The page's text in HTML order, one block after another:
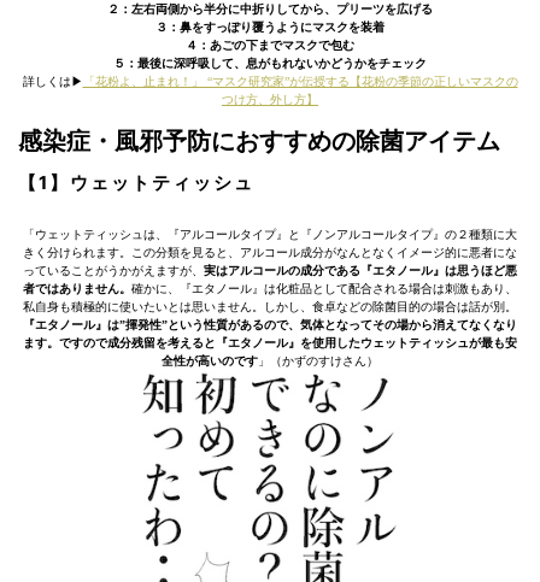
２：左右両側から半分に中折りしてから、プリーツを広げる
３：鼻をすっぽり覆うようにマスクを装着
４：あごの下までマスクで包む
５：最後に深呼吸して、息がもれないかどうかをチェック
詳しくは▶︎
「花粉よ、止まれ！」 “マスク研究家”が伝授する【花粉の季節の正しいマスクの
つけ方、外し方】
感染症・風邪予防におすすめの除菌アイテム
【1】ウェットティッシュ
「ウェットティッシュは、『アルコールタイプ』と『ノンアルコールタイプ』の２種類に大
きく分けられます。この分類を見ると、アルコール成分がなんとなくイメージ的に悪者にな
っていることがうかがえますが、 実はアルコールの成分である『エタノール』は思うほど悪
者ではありません。 確かに、『エタノール』は化粧品として配合される場合は刺激もあり、
私自身も積極的に使いたいとは思いません。しかし、食卓などの除菌目的の場合は話が別。
『エタノール』は”揮発性”という性質があるので、気体となってその場から消えてなくなり
ます。ですので成分残留を考えると『エタノール』を使用したウェットティッシュが最も安
全性が高いのです 」（かずのすけさん）